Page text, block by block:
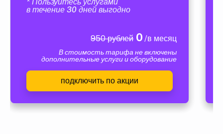
в течение 30 дней выгодно
950 рублей0 /в месяц
В стоимость тарифа не включены
дополнительные услуги и оборудование
подключить по акции